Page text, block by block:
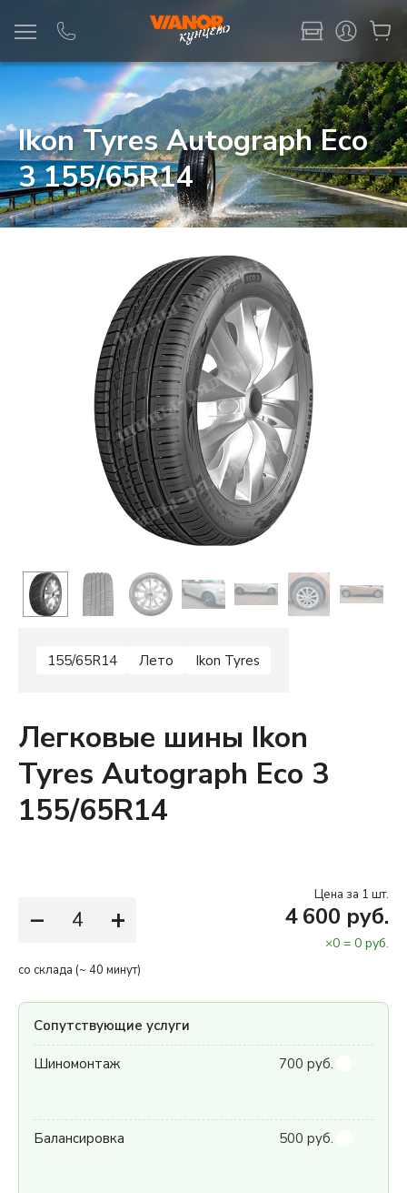
Ikon Tyres Autograph Eco
3 155/65R14
155/65R14 Лето Ikon Tyres
Легковые шины Ikon
Tyres Autograph Eco 3
155/65R14
− +
Цена за 1 шт.
4 600 руб.
×0 = 0 руб.
со склада (~ 40 минут)
Сопутствующие услуги
Шиномонтаж 700 руб.
Балансировка 500 руб.
Информация Фото товара